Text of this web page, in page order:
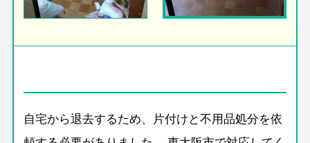
自宅から退去するため、片付けと不用品処分を依